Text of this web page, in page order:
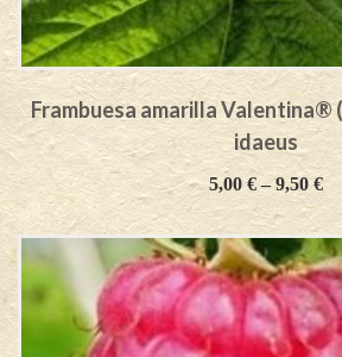
Frambuesa amarilla Valentina®
idaeus
5,00 €–9,50 €